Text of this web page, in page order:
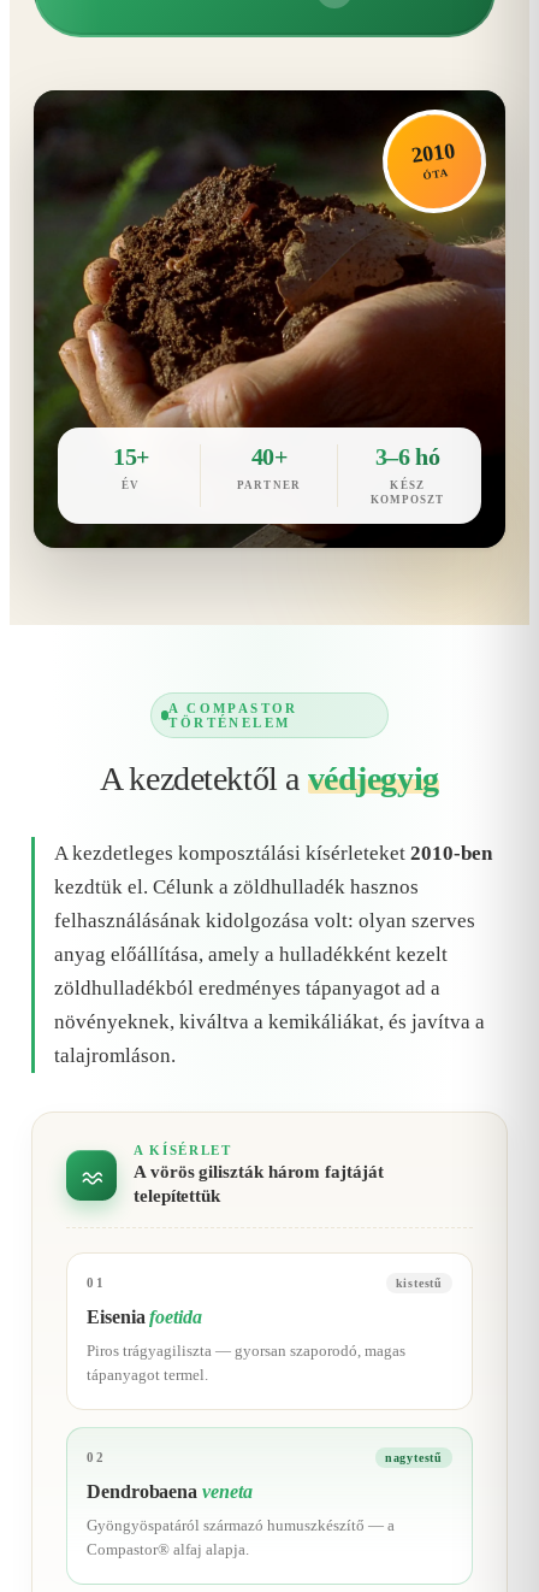
2010
ÓTA
15+
ÉV
40+
PARTNER
3–6 hó
KÉSZ
KOMPOSZT
A COMPASTOR
TÖRTÉNELEM
A kezdetektől a védjegyig
A kezdetleges komposztálási kísérleteket 2010-ben
kezdtük el. Célunk a zöldhulladék hasznos
felhasználásának kidolgozása volt: olyan szerves
anyag előállítása, amely a hulladékként kezelt
zöldhulladékból eredményes tápanyagot ad a
növényeknek, kiváltva a kemikáliákat, és javítva a
talajromláson.
A KÍSÉRLET
A vörös giliszták három fajtáját
telepítettük
01 kistestű
Eiseniafoetida
Piros trágyagiliszta — gyorsan szaporodó, magas
tápanyagot termel.
02 nagytestű
Dendrobaenaveneta
Gyöngyöspatáról származó humuszkészítő — a
Compastor® alfaj alapja.